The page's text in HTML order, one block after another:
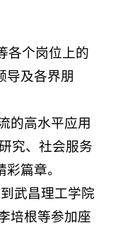
各个岗位上的
导及各界朋
的高水平应用
究、社会服务
篇章。
武昌理工学院
培根等参加座